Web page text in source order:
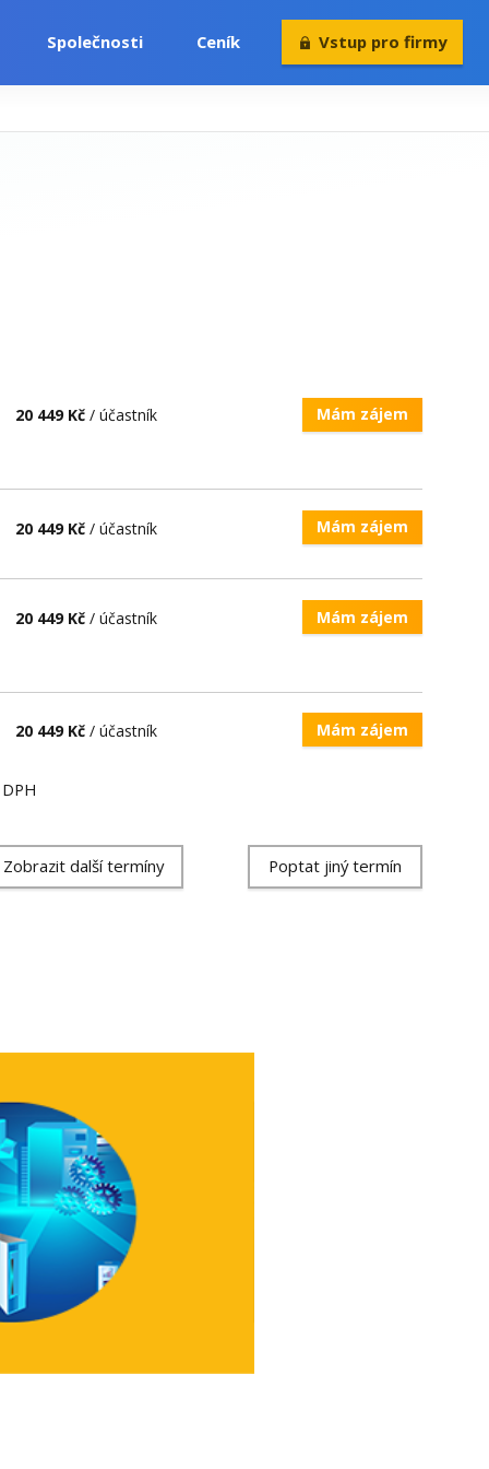
Společnosti Ceník Vstup pro firmy
20 449 Kč / účastník Mám zájem
20 449 Kč / účastník Mám zájem
20 449 Kč / účastník Mám zájem
20 449 Kč / účastník Mám zájem
Zobrazit další termíny Poptat jiný termín